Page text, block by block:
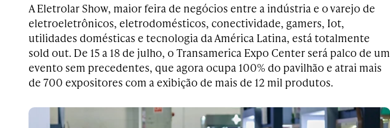
A Eletrolar Show, maior feira de negócios entre a indústria e o varejo de
eletroeletrônicos, eletrodomésticos, conectividade, gamers, Iot,
utilidades domésticas e tecnologia da América Latina, está totalmente
sold out. De 15 a 18 de julho, o Transamerica Expo Center será palco de um
evento sem precedentes, que agora ocupa 100% do pavilhão e atrai mais
de 700 expositores com a exibição de mais de 12 mil produtos.